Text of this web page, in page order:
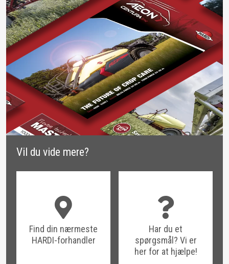
Vil du vide mere?
Find din nærmeste
HARDI-forhandler
Har du et
spørgsmål? Vi er
her for at hjælpe!